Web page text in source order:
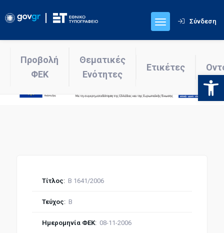
Σύνδεση
Προβολή
ΦΕΚ
Θεματικές
Ενότητες
Ετικέτες
Τίτλος: Β 1641/2006
Τεύχος: Β
Ημερομηνία ΦΕΚ: 08-11-2006